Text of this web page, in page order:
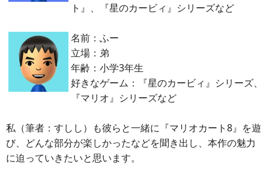
ト』、『星のカービィ』シリーズなど
名前：ふー
立場：弟
年齢：小学3年生
好きなゲーム：『星のカービィ』シリーズ、
『マリオ』シリーズなど
私（筆者：すしし）も彼らと一緒に『マリオカート8』を遊
び、どんな部分が楽しかったなどを聞き出し、本作の魅力
に迫っていきたいと思います。